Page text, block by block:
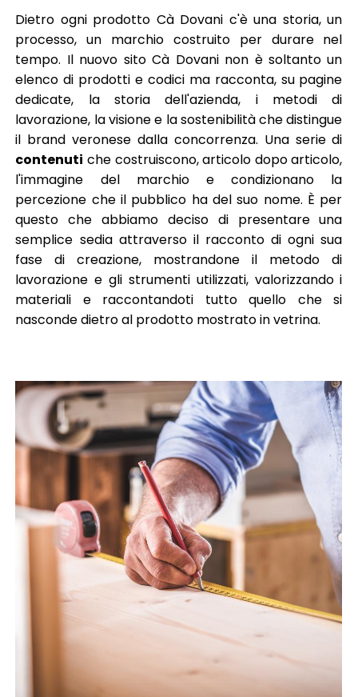
Dietro ogni prodotto Cà Dovani c'è una storia, un
processo, un marchio costruito per durare nel
tempo. Il nuovo sito Cà Dovani non è soltanto un
elenco di prodotti e codici ma racconta, su pagine
dedicate, la storia dell'azienda, i metodi di
lavorazione, la visione e la sostenibilità che distingue
il brand veronese dalla concorrenza. Una serie di
contenuti che costruiscono, articolo dopo articolo,
l'immagine del marchio e condizionano la
percezione che il pubblico ha del suo nome. È per
questo che abbiamo deciso di presentare una
semplice sedia attraverso il racconto di ogni sua
fase di creazione, mostrandone il metodo di
lavorazione e gli strumenti utilizzati, valorizzando i
materiali e raccontandoti tutto quello che si
nasconde dietro al prodotto mostrato in vetrina.